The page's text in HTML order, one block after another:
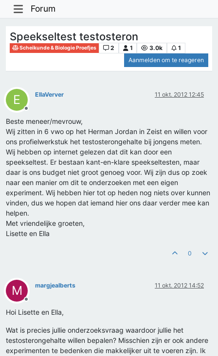
Forum
Speekseltest testosteron
Scheikunde & Biologie Proefjes 2 1 3.0k
1
Aanmelden om te reageren
E
Offline
EllaVerver 11 okt. 2012 12:45
Beste meneer/mevrouw,
Wij zitten in 6 vwo op het Herman Jordan in Zeist en willen voor
ons profielwerkstuk het testosterongehalte bij jongens meten.
Wij hebben op internet gelezen dat dit kan door een
speekseltest. Er bestaan kant-en-klare speekseltesten, maar
daar is ons budget niet groot genoeg voor. Wij zijn dus op zoek
naar een manier om dit te onderzoeken met een eigen
experiment. Wij hebben hier tot op heden nog niets over kunnen
vinden, dus we hopen dat iemand hier ons daar verder mee kan
helpen.
Met vriendelijke groeten,
Lisette en Ella
0
M
Offline
margjealberts 11 okt. 2012 14:52
Hoi Lisette en Ella,
Wat is precies jullie onderzoeksvraag waardoor jullie het
testosterongehalte willen bepalen? Misschien zijn er ook andere
experimenten te bedenken die makkelijker uit te voeren zijn. Ik